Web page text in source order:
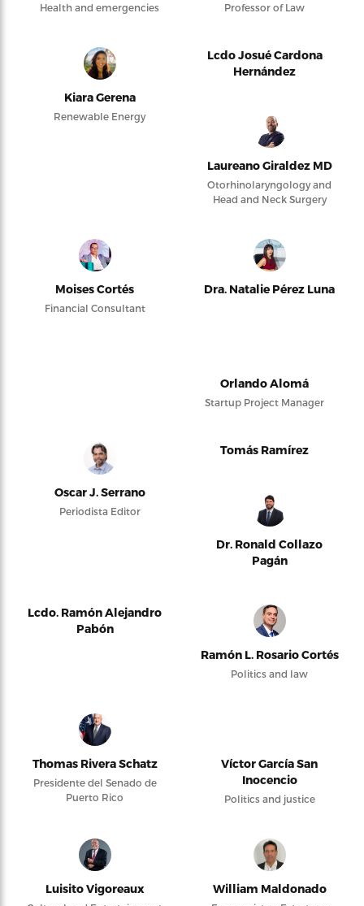
Health and emergencies Professor of Law
Kiara Gerena
Renewable Energy
Lcdo Josué Cardona
Hernández
Laureano Giraldez MD
Otorhinolaryngology and
Head and Neck Surgery
Moises Cortés
Financial Consultant
Dra. Natalie Pérez Luna
Orlando Alomá
Startup Project Manager
Oscar J. Serrano
Periodista Editor
Tomás Ramírez
Dr. Ronald Collazo
Pagán
Lcdo. Ramón Alejandro
Pabón
Ramón L. Rosario Cortés
Politics and law
Thomas Rivera Schatz
Presidente del Senado de
Puerto Rico
Víctor García San
Inocencio
Politics and justice
Luisito Vigoreaux William Maldonado